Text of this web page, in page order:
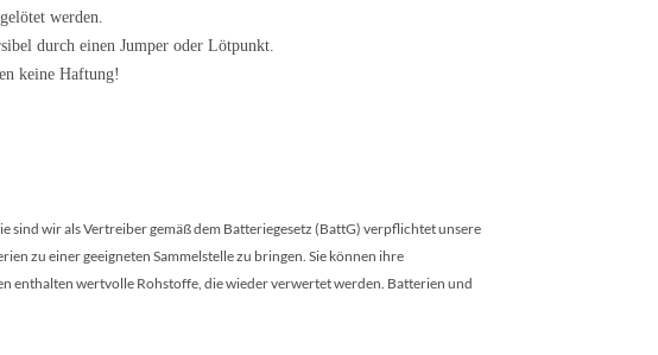
werden.
durch einen Jumper oder Lötpunkt.
keine Haftung!
sind wir als Vertreiber gemäß dem Batteriegesetz (BattG) verpflichtet unsere
zu einer geeigneten Sammelstelle zu bringen. Sie können ihre
enthalten wertvolle Rohstoffe, die wieder verwertet werden. Batterien und